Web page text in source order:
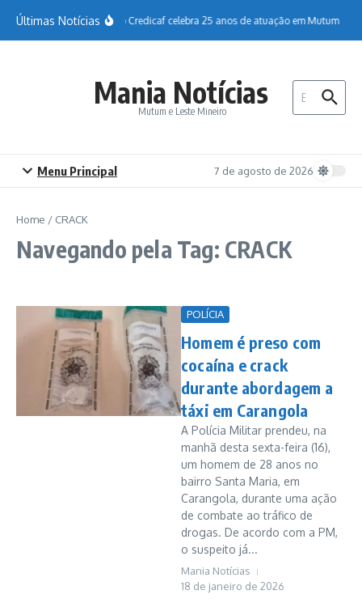
Últimas NotíciasSicoob Credicaf celebra 25 anos de atuação em Mutum
Mania Notícias
Mutum e Leste Mineiro
Procurar por:
Menu Principal 7 de agosto de 2026
Home / CRACK
Navegando pela Tag: CRACK
POLÍCIA
Homem é preso com
cocaína e crack
durante abordagem a
táxi em Carangola
A Polícia Militar prendeu, na
manhã desta sexta-feira (16),
um homem de 28 anos no
bairro Santa Maria, em
Carangola, durante uma ação
de combate ao tráfico de
drogas. De acordo com a PM,
o suspeito já...
Mania Notícias
18 de janeiro de 2026